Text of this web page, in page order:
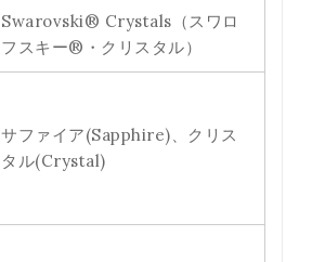
Swarovski® Crystals（スワロ
フスキー®・クリスタル）
サファイア(Sapphire)、クリス
タル(Crystal)